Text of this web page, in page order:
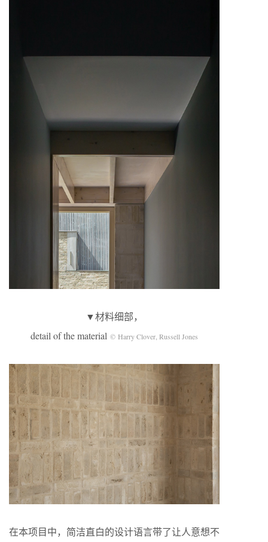
▼材料细部，
detail of the material © Harry Clover, Russell Jones
在本项目中，简洁直白的设计语言带了让人意想不